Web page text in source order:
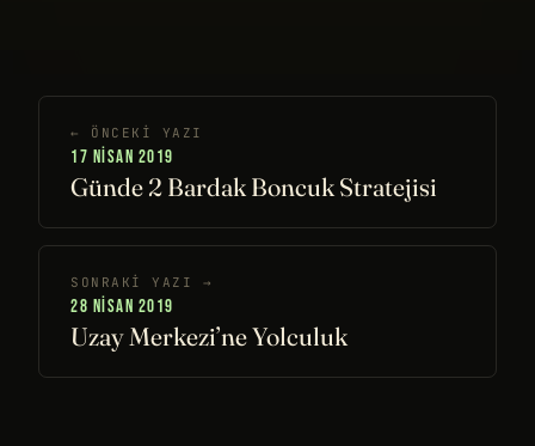
← ÖNCEKI YAZI
17 NISAN 2019
Günde 2 Bardak Boncuk Stratejisi
SONRAKI YAZI →
28 NISAN 2019
Uzay Merkezi’ne Yolculuk